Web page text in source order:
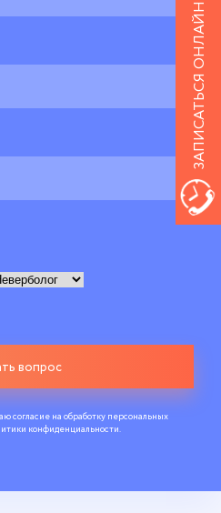
вопрос
согласие на обработку персональных
конфиденциальности.
ЗАПИСАТЬСЯ ОНЛАЙН